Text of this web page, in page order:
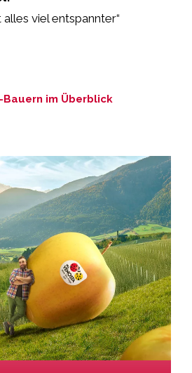
viel entspannter“
im Überblick